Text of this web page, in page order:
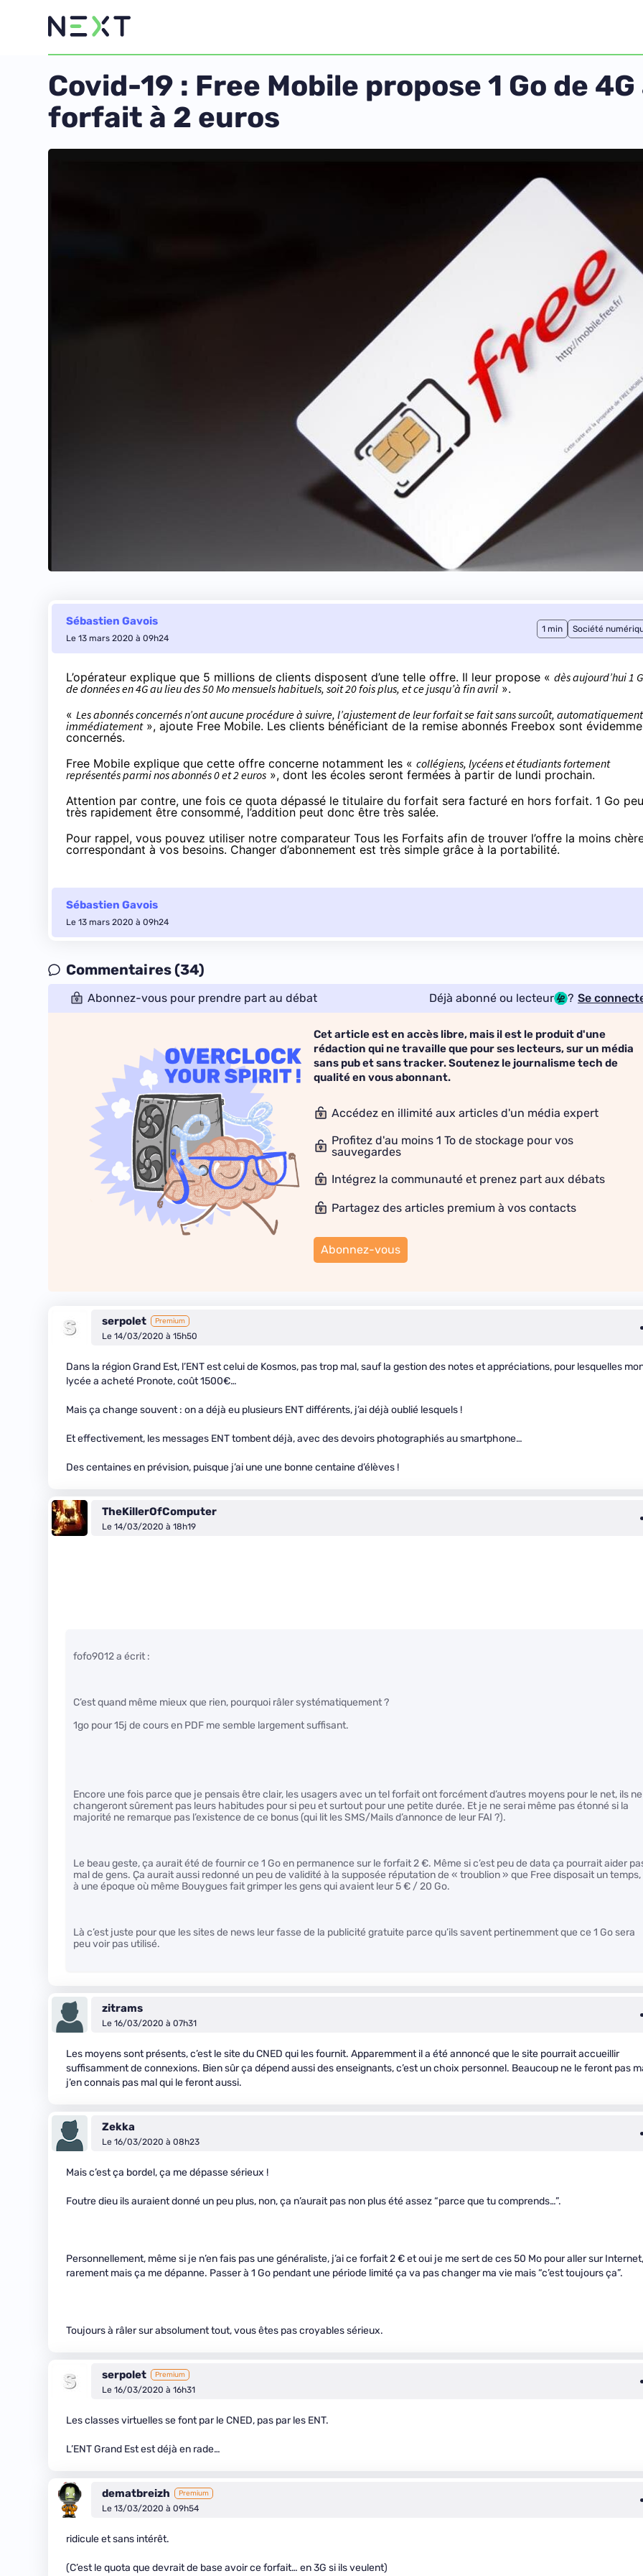
Covid-19 : Free Mobile propose 1 Go de
forfait à 2 euros
Sébastien Gavois
Le 13 mars 2020 à 09h24
1 min Société
L’opérateur explique que 5 millions de clients disposent d’une telle offre. Il leur propose « dès aujourd’hui 1
de données en 4G au lieu des 50 Mo mensuels habituels, soit 20 fois plus, et ce jusqu’à fin avril ».
« Les abonnés concernés n’ont aucune procédure à suivre, l’ajustement de leur forfait se fait sans surcoût,
immédiatement», ajoute Free Mobile. Les clients bénéficiant de la remise abonnés Freebox sont
concernés.
Free Mobile explique que cette offre concerne notamment les « collégiens, lycéens et étudiants fortement
représentés parmi nos abonnés0 et 2 euros », dont les écoles seront fermées à partir de lundi prochain.
Attention par contre, une fois ce quota dépassé le titulaire du forfait sera facturé en hors forfait. 1 Go
très rapidement être consommé, l’addition peut donc être très salée.
Pour rappel, vous pouvez utiliser notre comparateur Tous les Forfaits afin de trouver l’offre la moins
correspondant à vos besoins. Changer d’abonnement est très simple grâce à la portabilité.
Sébastien Gavois
Le 13 mars 2020 à 09h24
Commentaires (34)
Abonnez-vous pour prendre part au débat Déjà abonné ou lecteur ? Se
Cet article est en accès libre, mais il est le produit d'une
rédaction qui ne travaille que pour ses lecteurs, sur un média
sans pub et sans tracker. Soutenez le journalisme tech de
qualité en vous abonnant.
Accédez en illimité aux articles d'un média expert
Profitez d'au moins 1 To de stockage pour vos
sauvegardes
Intégrez la communauté et prenez part aux débats
Partagez des articles premium à vos contacts
Abonnez-vous
serpolet Premium
Le 14/03/2020 à 15h50
Dans la région Grand Est, l’ENT est celui de Kosmos, pas trop mal, sauf la gestion des notes et appréciations, pour lesquelles
lycée a acheté Pronote, coût 1500€…
Mais ça change souvent : on a déjà eu plusieurs ENT différents, j’ai déjà oublié lesquels !
Et effectivement, les messages ENT tombent déjà, avec des devoirs photographiés au smartphone…
Des centaines en prévision, puisque j’ai une une bonne centaine d’élèves !
TheKillerOfComputer
Le 14/03/2020 à 18h19
fofo9012 a écrit :
C’est quand même mieux que rien, pourquoi râler systématiquement ?
1go pour 15j de cours en PDF me semble largement suffisant.
Encore une fois parce que je pensais être clair, les usagers avec un tel forfait ont forcément d’autres moyens pour le net, ils ne
changeront sûrement pas leurs habitudes pour si peu et surtout pour une petite durée. Et je ne serai même pas étonné si la
majorité ne remarque pas l’existence de ce bonus (qui lit les SMS/Mails d’annonce de leur FAI ?).
Le beau geste, ça aurait été de fournir ce 1 Go en permanence sur le forfait 2 €. Même si c’est peu de data ça pourrait aider
mal de gens. Ça aurait aussi redonné un peu de validité à la supposée réputation de « troublion » que Free disposait un temps,
à une époque où même Bouygues fait grimper les gens qui avaient leur 5 € / 20 Go.
Là c’est juste pour que les sites de news leur fasse de la publicité gratuite parce qu’ils savent pertinemment que ce 1 Go sera
peu voir pas utilisé.
zitrams
Le 16/03/2020 à 07h31
Les moyens sont présents, c’est le site du CNED qui les fournit. Apparemment il a été annoncé que le site pourrait accueillir
suffisamment de connexions. Bien sûr ça dépend aussi des enseignants, c’est un choix personnel. Beaucoup ne le feront pas
j’en connais pas mal qui le feront aussi.
Zekka
Le 16/03/2020 à 08h23
Mais c’est ça bordel, ça me dépasse sérieux !
Foutre dieu ils auraient donné un peu plus, non, ça n’aurait pas non plus été assez “parce que tu comprends…”.
Personnellement, même si je n’en fais pas une généraliste, j’ai ce forfait 2 € et oui je me sert de ces 50 Mo pour aller sur Internet,
rarement mais ça me dépanne. Passer à 1 Go pendant une période limité ça va pas changer ma vie mais “c’est toujours ça”.
Toujours à râler sur absolument tout, vous êtes pas croyables sérieux.
serpolet Premium
Le 16/03/2020 à 16h31
Les classes virtuelles se font par le CNED, pas par les ENT.
L’ENT Grand Est est déjà en rade…
dematbreizh Premium
Le 13/03/2020 à 09h54
ridicule et sans intérêt.
(C’est le quota que devrait de base avoir ce forfait… en 3G si ils veulent)